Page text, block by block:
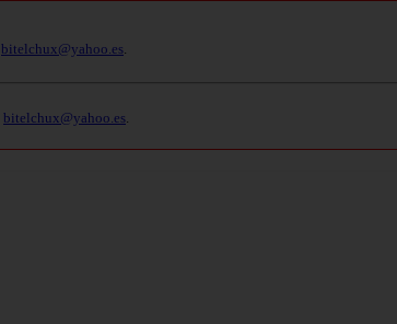
bitelchux@yahoo.es
bitelchux@yahoo.es